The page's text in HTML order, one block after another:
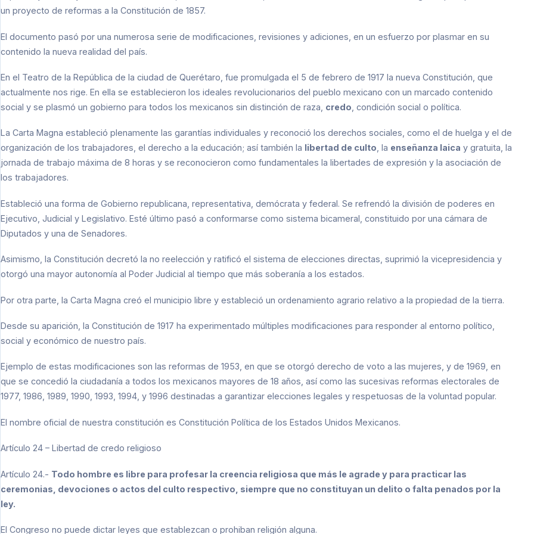
un proyecto de reformas a la Constitución de 1857.
El documento pasó por una numerosa serie de modificaciones, revisiones y adiciones, en un esfuerzo por plasmar en su
contenido la nueva realidad del país.
En el Teatro de la República de la ciudad de Querétaro, fue promulgada el 5 de febrero de 1917 la nueva Constitución, que
actualmente nos rige. En ella se establecieron los ideales revolucionarios del pueblo mexicano con un marcado contenido
social y se plasmó un gobierno para todos los mexicanos sin distinción de raza, credo , condición social o política.
La Carta Magna estableció plenamente las garantías individuales y reconoció los derechos sociales, como el de huelga y el de
organización de los trabajadores, el derecho a la educación; así también la libertad de culto , la enseñanza laica y gratuita, la
jornada de trabajo máxima de 8 horas y se reconocieron como fundamentales la libertades de expresión y la asociación de
los trabajadores.
Estableció una forma de Gobierno republicana, representativa, demócrata y federal. Se refrendó la división de poderes en
Ejecutivo, Judicial y Legislativo. Esté último pasó a conformarse como sistema bicameral, constituido por una cámara de
Diputados y una de Senadores.
Asimismo, la Constitución decretó la no reelección y ratificó el sistema de elecciones directas, suprimió la vicepresidencia y
otorgó una mayor autonomía al Poder Judicial al tiempo que más soberanía a los estados.
Por otra parte, la Carta Magna creó el municipio libre y estableció un ordenamiento agrario relativo a la propiedad de la tierra.
Desde su aparición, la Constitución de 1917 ha experimentado múltiples modificaciones para responder al entorno político,
social y económico de nuestro país.
Ejemplo de estas modificaciones son las reformas de 1953, en que se otorgó derecho de voto a las mujeres, y de 1969, en
que se concedió la ciudadanía a todos los mexicanos mayores de 18 años, así como las sucesivas reformas electorales de
1977, 1986, 1989, 1990, 1993, 1994, y 1996 destinadas a garantizar elecciones legales y respetuosas de la voluntad popular.
El nombre oficial de nuestra constitución es Constitución Política de los Estados Unidos Mexicanos.
Artículo 24 – Libertad de credo religioso
Artículo 24.- Todo hombre es libre para profesar la creencia religiosa que más le agrade y para practicar las
ceremonias, devociones o actos del culto respectivo, siempre que no constituyan un delito o falta penados por la
ley.
El Congreso no puede dictar leyes que establezcan o prohiban religión alguna.